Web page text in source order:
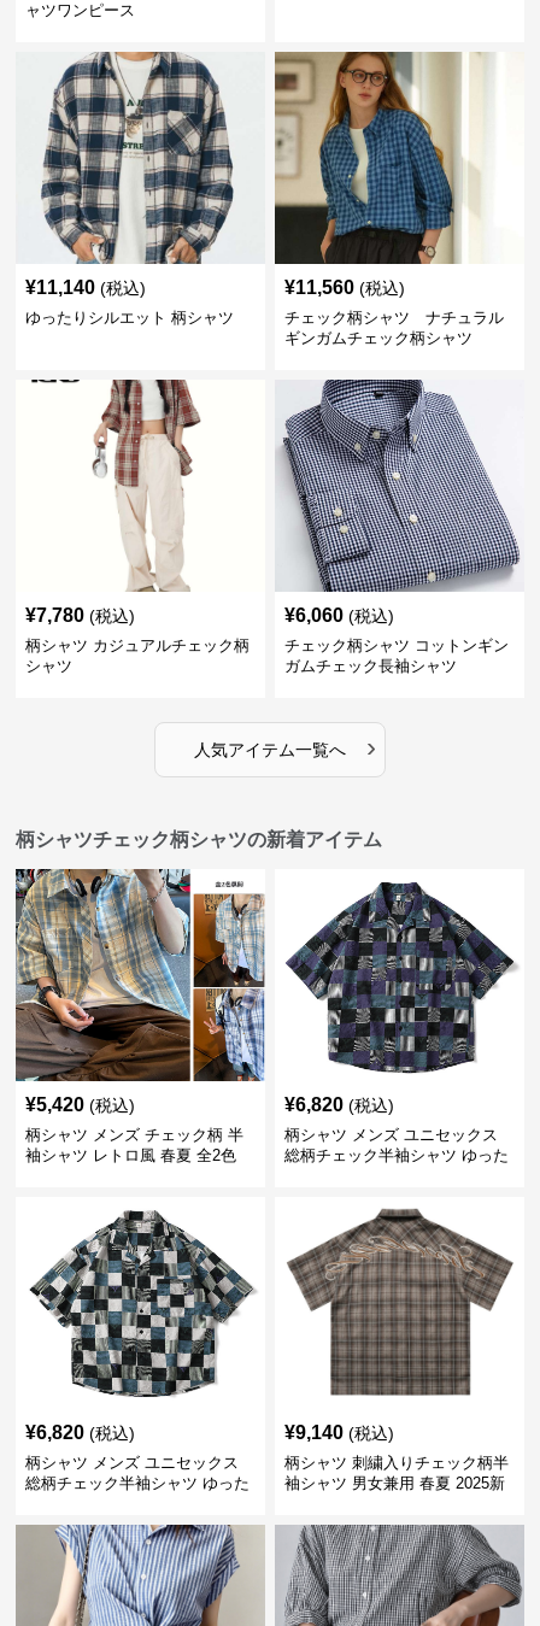
ャツワンピース
¥11,140 (税込)
ゆったりシルエット 柄シャツ
¥11,560 (税込)
チェック柄シャツ ナチュラル
ギンガムチェック柄シャツ
¥7,780 (税込)
柄シャツ カジュアルチェック柄
シャツ
¥6,060 (税込)
チェック柄シャツ コットンギン
ガムチェック長袖シャツ
人気アイテム一覧へ ›
柄シャツチェック柄シャツの新着アイテム
¥5,420 (税込)
柄シャツ メンズ チェック柄 半
袖シャツ レトロ風 春夏 全2色
¥6,820 (税込)
柄シャツ メンズ ユニセックス
総柄チェック半袖シャツ ゆった
¥6,820 (税込)
柄シャツ メンズ ユニセックス
総柄チェック半袖シャツ ゆった
¥9,140 (税込)
柄シャツ 刺繍入りチェック柄半
袖シャツ 男女兼用 春夏 2025新